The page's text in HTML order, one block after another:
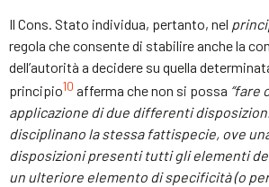
Il Cons. Stato individua, pertanto, nel
regola che consente di stabilire anche la
dell’autorità a decidere su quella
principio10 afferma che non si possa “fare
applicazione di due differenti
disciplinano la stessa fattispecie, ove
disposizioni presenti tutti gli elementi
un ulteriore elemento di specificità (o